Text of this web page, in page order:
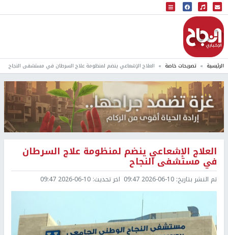
البث المباشر
إذاعة النجاح
الرئيسية تصريحات خاصة العلاج الإشعاعي ينضم لمنظومة علاج السرطان في مستشفى النجاح
العلاج الإشعاعي ينضم لمنظومة علاج السرطان
في مستشفى النجاح
تم النشر بتاريخ: 2026-06-10 09:47 اخر تحديث: 2026-06-10 09:47